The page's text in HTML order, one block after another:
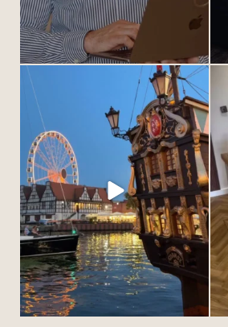
Najpiękniejsze miasto w Polsce to?
0